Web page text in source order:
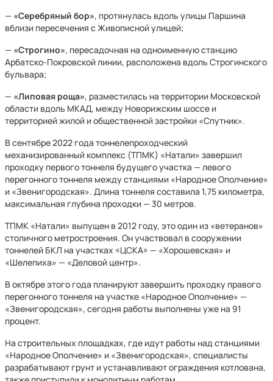
— «Серебряный бор», протянулась вдоль улицы Паршина
вблизи пересечения с Живописной улицей;
— «Строгино», пересадочная на одноименную станцию
Арбатско-Покровской линии, расположена вдоль Строгинского
бульвара;
— «Липовая роща», разместилась на территории Московской
области вдоль МКАД, между Новорижским шоссе и
территорией жилой и общественной застройки «Спутник».
В сентябре 2022 года тоннелепроходческий
механизированный комплекс (ТПМК) «Натали» завершил
проходку первого тоннеля будущего участка — левого
перегонного тоннеля между станциями «Народное Ополчение»
и «Звенигородская». Длина тоннеля составила 1,75 километра,
максимальная глубина проходки — 30 метров.
ТПМК «Натали» выпущен в 2012 году, это один из «ветеранов»
столичного метростроения. Он участвовал в сооружении
тоннелей БКЛ на участках «ЦСКА» — «Хорошевская» и
«Шелепиха» — «Деловой центр».
В октябре этого года планируют завершить проходку правого
перегонного тоннеля на участке «Народное Ополчение» —
«Звенигородская», сегодня работы выполнены уже на 91
процент.
На строительных площадках, где идут работы над станциями
«Народное Ополчение» и «Звенигородская», специалисты
разрабатывают грунт и устанавливают ограждения котлована,